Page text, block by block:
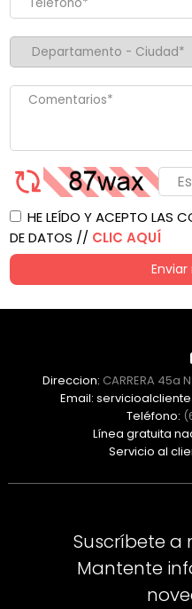
HE LEÍDO Y ACEPTO LAS
DE DATOS // CLIC AQUÍ
Direccion: CARRERA 45a
Email: servicioalcliente
Teléfono:
Línea gratuita
Servicio al
Suscríbete a
Mantente